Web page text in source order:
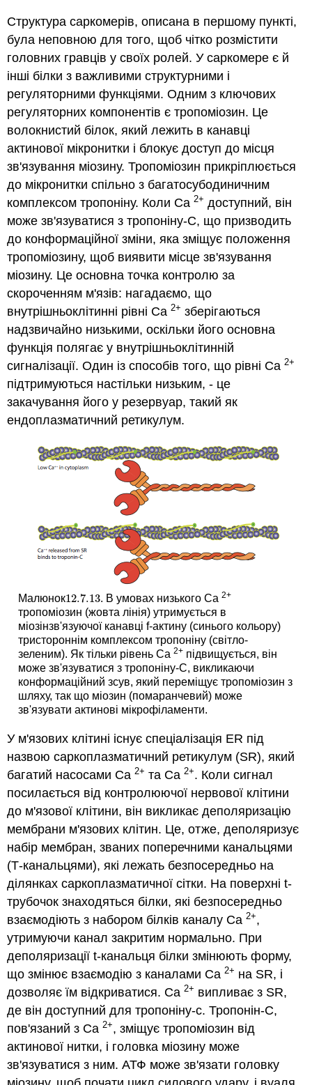
Структура саркомерів, описана в першому пункті,
була неповною для того, щоб чітко розмістити
головних гравців у своїх ролей. У саркомере є й
інші білки з важливими структурними і
регуляторними функціями. Одним з ключових
регуляторних компонентів є тропоміозин. Це
волокнистий білок, який лежить в канавці
актинової мікронитки і блокує доступ до місця
зв'язування міозину. Тропоміозин прикріплюється
до мікронитки спільно з багатосубодиничним
комплексом тропоніну. Коли Ca2+ доступний, він
може зв'язуватися з тропоніну-С, що призводить
до конформаційної зміни, яка зміщує положення
тропоміозину, щоб виявити місце зв'язування
міозину. Це основна точка контролю за
скороченням м'язів: нагадаємо, що
внутрішньоклітинні рівні Ca2+ зберігаються
надзвичайно низькими, оскільки його основна
функція полягає у внутрішньоклітинній
сигналізації. Один із способів того, що рівні Ca2+
підтримуються настільки низьким, - це
закачування його у резервуар, такий як
ендоплазматичний ретикулум.
Малюнок12.7.13
12.7.13. В умовах низького Ca 2+
тропоміозин (жовта лінія) утримується в
міозінзв'язуючої канавці f-актину (синього кольору)
тристороннім комплексом тропоніну (світло-
зеленим). Як тільки рівень Ca 2+підвищується, він
може зв'язуватися з тропоніну-С, викликаючи
конформаційний зсув, який переміщує тропоміозин з
шляху, так що міозин (помаранчевий) може
зв'язувати актинові мікрофіламенти.
У м'язових клітині існує спеціалізація ER під
назвою саркоплазматичний ретикулум (SR), який
багатий насосами Ca2+ та Ca2+. Коли сигнал
посилається від контролюючої нервової клітини
до м'язової клітини, він викликає деполяризацію
мембрани м'язових клітин. Це, отже, деполяризує
набір мембран, званих поперечними канальцями
(Т-канальцями), які лежать безпосередньо на
ділянках саркоплазматичної сітки. На поверхні t-
трубочок знаходяться білки, які безпосередньо
взаємодіють з набором білків каналу Ca2+,
утримуючи канал закритим нормально. При
деполяризації t-канальця білки змінюють форму,
що змінює взаємодію з каналами Ca2+ на SR, і
дозволяє їм відкриватися. Ca2+ випливає з SR,
де він доступний для тропоніну-с. Тропонін-С,
пов'язаний з Ca2+, зміщує тропоміозин від
актинової нитки, і головка міозину може
зв'язуватися з ним. АТФ може зв'язати головку